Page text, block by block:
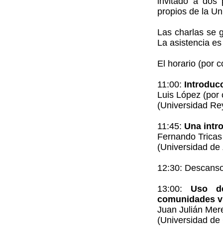
propios de la
Las charlas se
La asistencia
El horario (por
11:00:
Luis López (por
(Universidad
11:45: Una
Fernando Tricas
(Universidad de
12:30:
13:00: Uso
comunidades
Juan Julián
(Universidad de